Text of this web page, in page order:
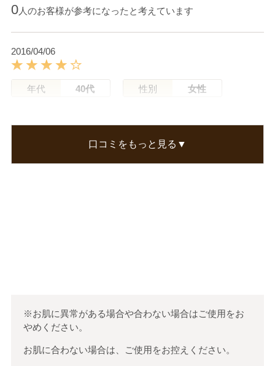
0人のお客様が参考になったと考えています
2016/04/06
年代 40代 性別 女性
ましたが、こちらは良いようです。
口コミをもっと見る▼
※お肌に異常がある場合や合わない場合はご使用をお
やめください。
お肌に合わない場合は、ご使用をお控えください。